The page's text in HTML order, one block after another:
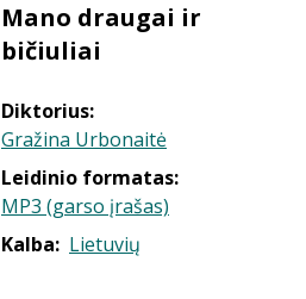
Mano draugai ir
bičiuliai
Diktorius:
Gražina Urbonaitė
Leidinio formatas:
MP3 (garso įrašas)
Kalba: Lietuvių